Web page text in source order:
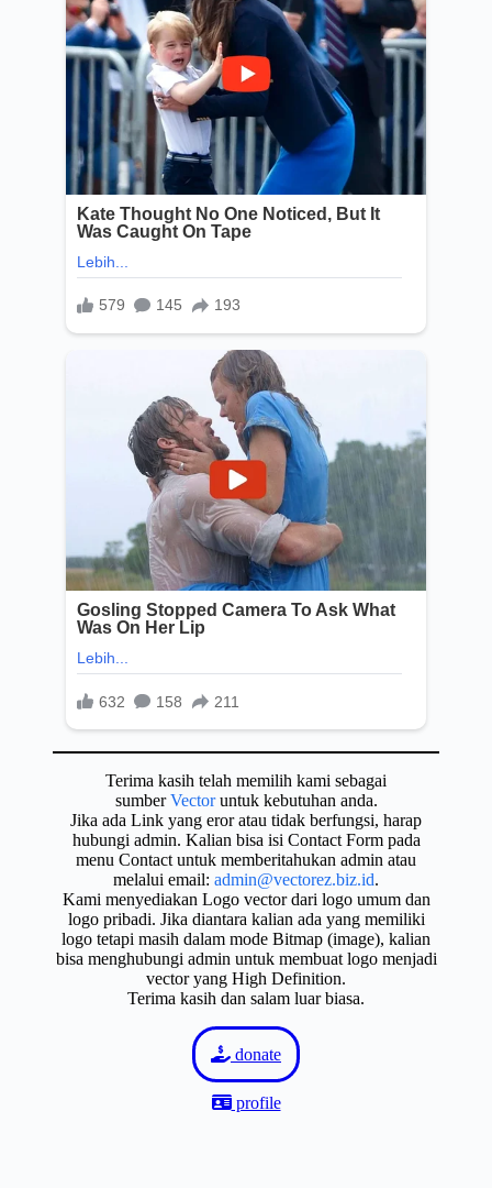
Terima kasih telah memilih kami sebagai
sumberVectoruntuk kebutuhan anda.
Jika ada Link yang eror atau tidak berfungsi, harap
hubungi admin. Kalian bisa isi Contact Form pada
menu Contact untuk memberitahukan admin atau
melalui email: admin@vectorez.biz.id.
Kami menyediakan Logo vector dari logo umum dan
logo pribadi. Jika diantara kalian ada yang memiliki
logo tetapi masih dalam mode Bitmap (image), kalian
bisa menghubungi admin untuk membuat logo menjadi
vector yang High Definition.
Terima kasih dan salam luar biasa.
donate
profile